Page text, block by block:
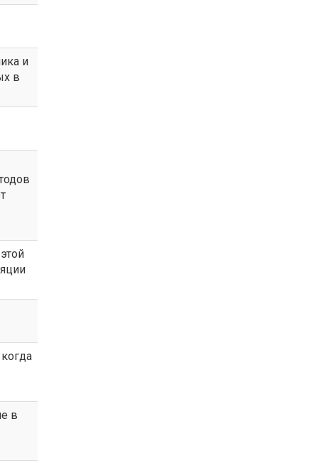
и
в
в